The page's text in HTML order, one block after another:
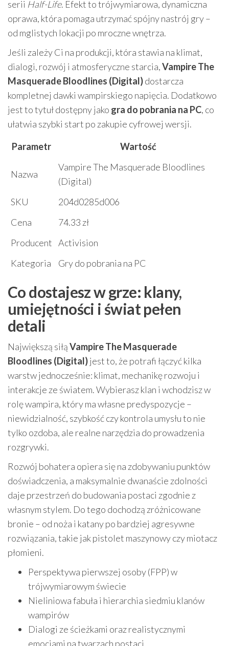
serii Half-Life. Efekt to trójwymiarowa, dynamiczna
oprawa, która pomaga utrzymać spójny nastrój gry –
od mglistych lokacji po mroczne wnętrza.
Jeśli zależy Ci na produkcji, która stawia na klimat,
dialogi, rozwój i atmosferyczne starcia,Vampire The
Masquerade Bloodlines (Digital)dostarcza
kompletnej dawki wampirskiego napięcia. Dodatkowo
jest to tytuł dostępny jako gra do pobrania na PC, co
ułatwia szybki start po zakupie cyfrowej wersji.
Parametr
Wartość
Nazwa
Vampire The Masquerade Bloodlines
(Digital)
SKU
204d0285d006
Cena
74.33 zł
Producent Activision
Kategoria
Gry do pobrania na PC
Co dostajesz w grze: klany,
umiejętności i świat pełen
detali
Największą siłąVampire The Masquerade
Bloodlines (Digital)jest to, że potrafi łączyć kilka
warstw jednocześnie: klimat, mechanikę rozwoju i
interakcje ze światem. Wybierasz klan i wchodzisz w
rolę wampira, który ma własne predyspozycje –
niewidzialność, szybkość czy kontrola umysłu to nie
tylko ozdoba, ale realne narzędzia do prowadzenia
rozgrywki.
Rozwój bohatera opiera się na zdobywaniu punktów
doświadczenia, a maksymalnie dwanaście zdolności
daje przestrzeń do budowania postaci zgodnie z
własnym stylem. Do tego dochodzą zróżnicowane
bronie – od noża i katany po bardziej agresywne
rozwiązania, takie jak pistolet maszynowy czy miotacz
płomieni.
Perspektywa pierwszej osoby (FPP) w
trójwymiarowym świecie
Nieliniowa fabuła i hierarchia siedmiu klanów
wampirów
Dialogi ze ścieżkami oraz realistycznymi
emocjami na twarzach postaci